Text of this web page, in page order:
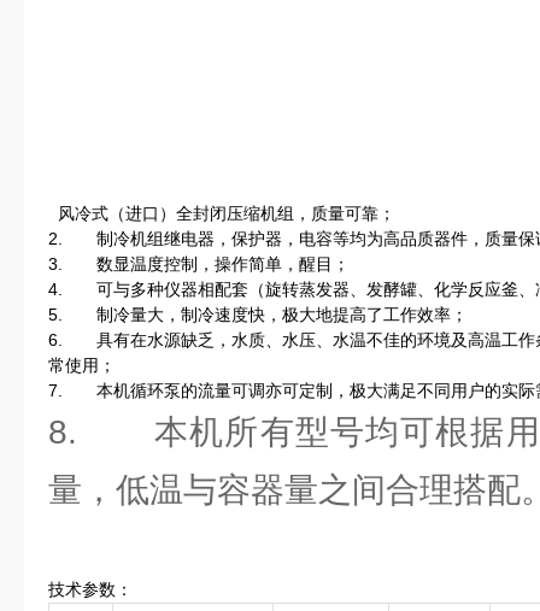
风冷式（进口）全封闭压缩机组，质量可靠；
2. 制冷机组继电器，保护器，电容等均为高品质器件，质量保
3. 数显温度控制，操作简单，醒目；
4. 可与多种仪器相配套（旋转蒸发器、发酵罐、化学反应釜、
5. 制冷量大，制冷速度快，极大地提高了工作效率；
6. 具有在水源缺乏，水质、水压、水温不佳的环境及高温工作
常使用；
7. 本机循环泵的流量可调亦可定制，极大满足不同用户的实际
8. 本机所有型号均可根据用
量，低温与容器量之间合理搭配
技术参数：